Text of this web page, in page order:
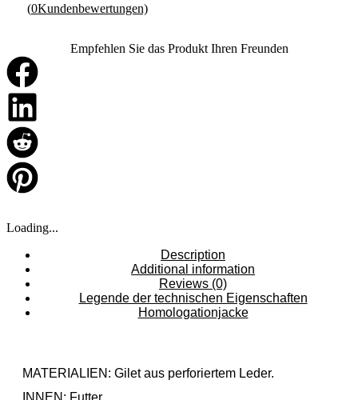
(0Kundenbewertungen)
Empfehlen Sie das Produkt Ihren Freunden
Loading...
Description
Additional information
Reviews (0)
Legende der technischen Eigenschaften
Homologationjacke
MATERIALIEN: Gilet aus perforiertem Leder.
INNEN: Futter.